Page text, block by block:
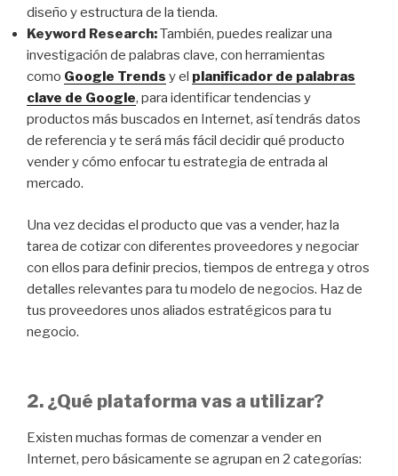
diseño y estructura de la tienda.
Keyword Research:También, puedes realizar una
investigación de palabras clave, con herramientas
como Google Trends y el planificador de palabras
clave de Google, para identificar tendencias y
productos más buscados en Internet, así tendrás datos
de referencia y te será más fácil decidir qué producto
vender y cómo enfocar tu estrategia de entrada al
mercado.
Una vez decidas el producto que vas a vender, haz la
tarea de cotizar con diferentes proveedores y negociar
con ellos para definir precios, tiempos de entrega y otros
detalles relevantes para tu modelo de negocios. Haz de
tus proveedores unos aliados estratégicos para tu
negocio.
2. ¿Qué plataforma vas a utilizar?
Existen muchas formas de comenzar a vender en
Internet, pero básicamente se agrupan en 2 categorías: